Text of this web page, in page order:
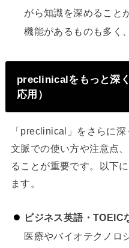
がら知識を深めること
機能があるものも多く
preclinicalをもっと深
応用）
「preclinical」をさらに
文脈での使い方や注意点
ることが重要です。以下
ます。
ビジネス英語・TOEIC
医療やバイオテクノロ